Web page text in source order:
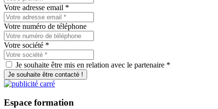
Votre adresse email *
Votre numéro de téléphone
Votre société *
Je souhaite être mis en relation avec le partenaire *
Je souhaite être contacté !
Espace formation